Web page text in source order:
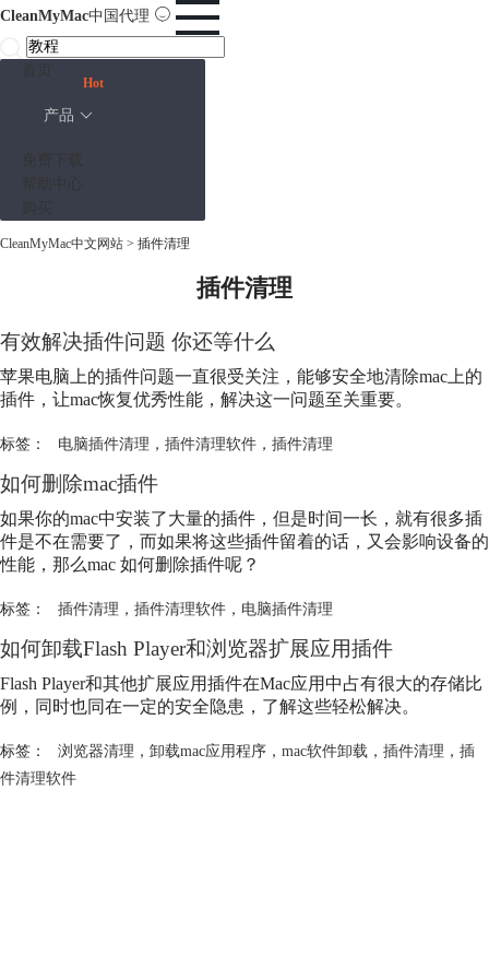
CleanMyMac中国代理
产品
Hot
CleanMyMac中文网站 > 插件清理
插件清理
有效解决插件问题 你还等什么
苹果电脑上的插件问题一直很受关注，能够安全地清除mac上的
插件，让mac恢复优秀性能，解决这一问题至关重要。
标签： 电脑插件清理 ， 插件清理软件， 插件清理
如何删除mac插件
如果你的mac中安装了大量的插件，但是时间一长，就有很多插
件是不在需要了，而如果将这些插件留着的话，又会影响设备的
性能，那么mac 如何删除插件呢？
标签： 插件清理 ， 插件清理软件， 电脑插件清理
如何卸载Flash Player和浏览器扩展应用插件
Flash Player和其他扩展应用插件在Mac应用中占有很大的存储比
例，同时也同在一定的安全隐患，了解这些轻松解决。
标签： 浏览器清理 ， 卸载mac应用程序， mac软件卸载 ， 插件清理 ， 插
件清理软件